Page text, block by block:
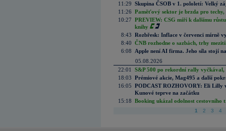
11:29 Skupina ČSOB v 1. pololetí: Velký
11:26 Paměťový sektor je brzda pro techy,
10:27 PREVIEW: CSG míří k dalšímu
knihy
8:43 Rozbřesk: Inflace v červenci mírně
8:40 ČNB rozhodne o sazbách, trhy
6:08
Apple není AI firma. Jeho síla stojí
05.08.2026
22:01
S&P 500 po rekordní rally vyčkával,
18:03 Prémiové akcie, Mag495 a další
16:05 PODCAST ROZHOVORY: Eli Lilly
Kunové teprve na začátku
15:18 Booking ukázal odolnost cestovního
1 2 3 4